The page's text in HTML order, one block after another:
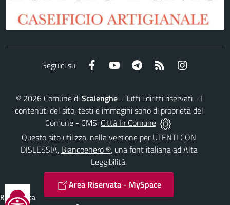
Seguici su Facebook YouTube Telegram RSS
© 2026Comune diScalenghe- Tutti i diritti riservati - I
contenuti del sito, testi e immagini sono di proprietà del
Comune - CMS: Città In Comune
Questo sito utilizza, nella versione per UTENTI CON
DISLESSIA, Biancoenero ®, una font italiana ad Alta
Leggibilità.
Area Riservata - MySpace
Reimposta